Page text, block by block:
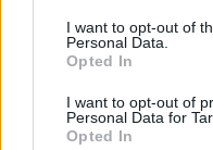
I want to opt-out of
Personal Data.
Opted In
I want to opt-out of
Personal Data for
Opted In
за напредок.
© Vecer.mk, правата за